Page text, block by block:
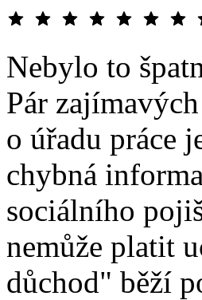
Nebylo to
Pár
o úřadu práce
chybná
sociálního
nemůže platit
důchod" běží